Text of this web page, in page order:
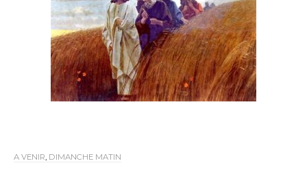
A VENIR, DIMANCHE MATIN